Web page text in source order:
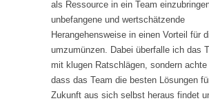
als Ressource in ein Team
unbefangene und wertschätzende
Herangehensweise in einen Vorteil für
umzumünzen. Dabei überfalle ich das
mit klugen Ratschlägen, sondern achte
dass das Team die besten Lösungen
Zukunft aus sich selbst heraus findet